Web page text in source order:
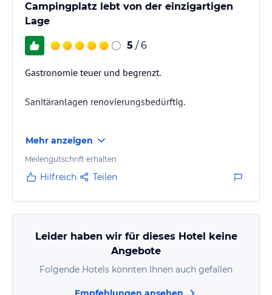
Campingplatz lebt von der einzigartigen
Lage
5 / 6
Gastronomie teuer und begrenzt.
Sanitäranlagen renovierungsbedürftig.
auch Programm
Mehr anzeigen
Meilengutschrift erhalten
Hilfreich Teilen
Leider haben wir für dieses Hotel keine
Angebote
Folgende Hotels könnten Ihnen auch gefallen